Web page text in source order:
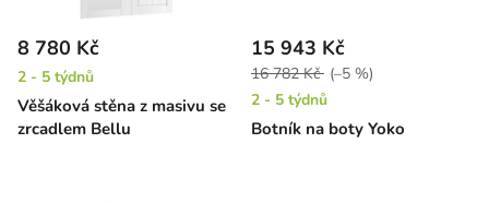
Věšáková stěna z masivu se
zrcadlem Bellu
8 780 Kč
2 - 5 týdnů
Botník na boty Yoko
15 943 Kč
16 782 Kč (–5 %)
2 - 5 týdnů